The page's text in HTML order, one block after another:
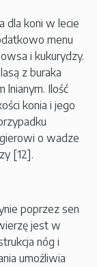
dla koni w lecie
menu
i kukurydzy.
z buraka
lnianym. Ilość
konia i jego
o wadze
[12].
poprzez sen
jest w
nóg i
umożliwia